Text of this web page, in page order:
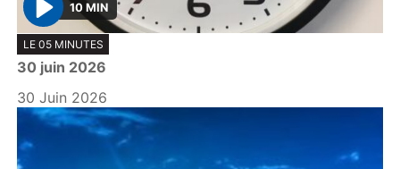
P
l
a
y
10 MIN
LE 05 MINUTES
30 juin 2026
30 Juin 2026